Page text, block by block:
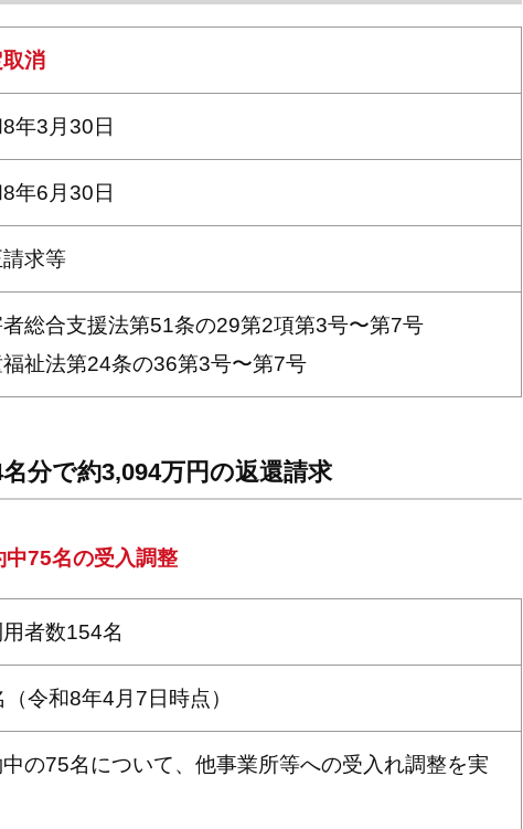
消
年3月30日
年6月30日
求等
者総合支援法第51条の29第2項第3号〜第7号
福祉法第24条の36第3号〜第7号
分で約3,094万円の返還請求
75名の受入調整
者数154名
（令和8年4月7日時点）
の75名について、他事業所等への受入れ調整を実